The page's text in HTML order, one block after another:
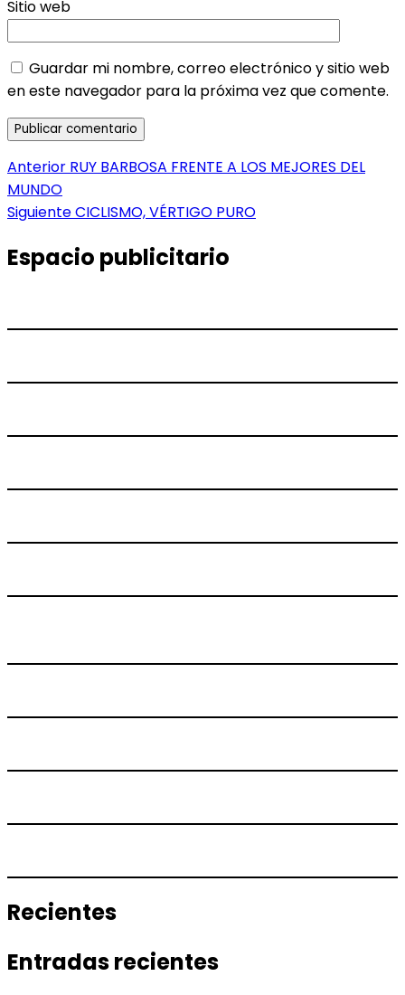
Sitio web
Guardar mi nombre, correo electrónico y sitio web
en este navegador para la próxima vez que comente.
Navegación
de
Anterior Entrada
RUY BARBOSA FRENTE A LOS MEJORES DEL
MUNDO
SiguienteEntrada
CICLISMO, VÉRTIGO PURO
Espacio publicitario
Recientes
Entradas recientes